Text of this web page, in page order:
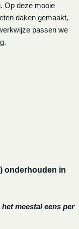
Op deze mooie
daken gemaakt,
passen we
onderhouden in
meestal eens per